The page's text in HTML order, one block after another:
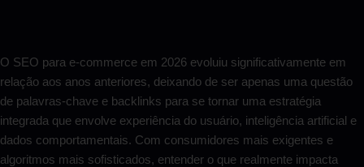
O SEO para e-commerce em 2026 evoluiu significativamente em
relação aos anos anteriores, deixando de ser apenas uma questão
de palavras-chave e backlinks para se tornar uma estratégia
integrada que envolve experiência do usuário, inteligência artificial e
dados comportamentais. Com consumidores mais exigentes e
algoritmos mais sofisticados, entender o que realmente impacta